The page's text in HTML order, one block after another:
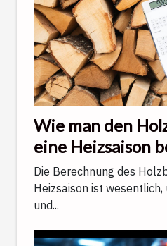
Wie man den
eine Heizsaison
Die Berechnung des
Heizsaison ist
und...